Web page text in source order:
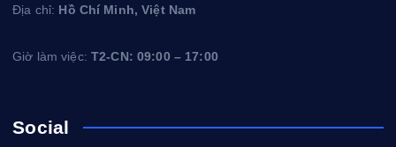
Địa chỉ: Hồ Chí Minh, Việt Nam
Giờ làm việc:T2-CN: 09:00 – 17:00
Social